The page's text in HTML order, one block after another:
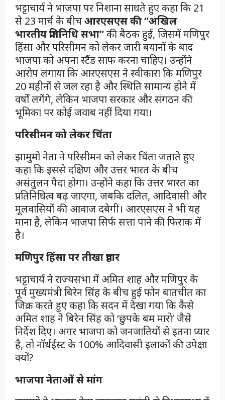
भट्टाचार्य ने भाजपा पर निशाना साधते हुए कहा कि 21
से 23 मार्च के बीचआरएसएस की “अखिल
भारतीय प्रतिनिधि सभा”की बैठक हुई, जिसमें मणिपुर
हिंसा और परिसीमन को लेकर जारी बयानों के बाद
भाजपा को अपना स्टैंड साफ करना चाहिए। उन्होंने
आरोप लगाया कि आरएसएस ने स्वीकारा कि मणिपुर
20 महीनों से जल रहा है और स्थिति सामान्य होने में
वर्षों लगेंगे, लेकिन भाजपा सरकार और संगठन की
भूमिका पर कोई जवाब नहीं दिया गया।
परिसीमन को लेकर चिंता
झामुमो नेता ने परिसीमन को लेकर चिंता जताते हुए
कहा कि इससे दक्षिण और उत्तर भारत के बीच
असंतुलन पैदा होगा। उन्होंने कहा कि उत्तर भारत का
प्रतिनिधित्व बढ़ जाएगा, जबकि दलित, आदिवासी और
मूलवासियों की आवाज दबेगी। आरएसएस ने भी यह
माना है, लेकिन भाजपा सिर्फ सत्ता पाने की फिराक में
है।
मणिपुर हिंसा पर तीखा प्रहार
भट्टाचार्य ने राज्यसभा में अमित शाह और मणिपुर के
पूर्व मुख्यमंत्री बिरेन सिंह के बीच हुई फोन बातचीत का
जिक्र करते हुए कहा कि सदन में देखा गया कि कैसे
अमित शाह ने बिरेन सिंह को ‘छुपके बम मारो’ जैसे
निर्देश दिए। अगर भाजपा को जनजातियों से इतना प्यार
है, तो नॉर्थईस्ट के 100% आदिवासी इलाकों की उपेक्षा
क्यों?
भाजपा नेताओं से मांग